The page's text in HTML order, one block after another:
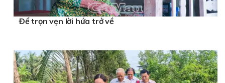
Ðể trọn vẹn lời hứa trở về